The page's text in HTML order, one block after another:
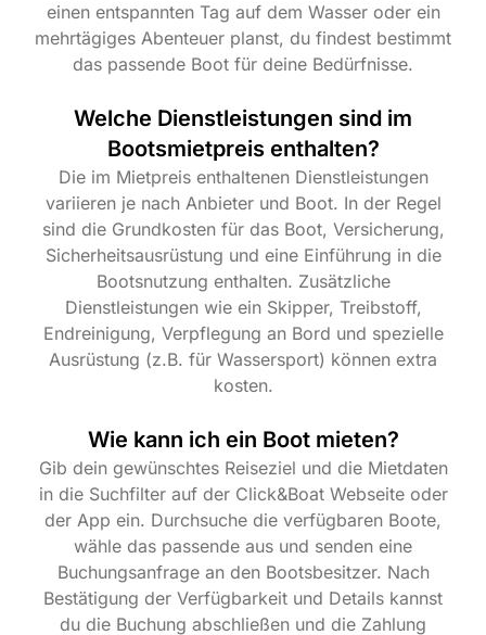
einen entspannten Tag auf dem Wasser oder ein
mehrtägiges Abenteuer planst, du findest bestimmt
das passende Boot für deine Bedürfnisse.
Welche Dienstleistungen sind im
Bootsmietpreis enthalten?
Die im Mietpreis enthaltenen Dienstleistungen
variieren je nach Anbieter und Boot. In der Regel
sind die Grundkosten für das Boot, Versicherung,
Sicherheitsausrüstung und eine Einführung in die
Bootsnutzung enthalten. Zusätzliche
Dienstleistungen wie ein Skipper, Treibstoff,
Endreinigung, Verpflegung an Bord und spezielle
Ausrüstung (z.B. für Wassersport) können extra
kosten.
Wie kann ich ein Boot mieten?
Gib dein gewünschtes Reiseziel und die Mietdaten
in die Suchfilter auf der Click&Boat Webseite oder
der App ein. Durchsuche die verfügbaren Boote,
wähle das passende aus und senden eine
Buchungsanfrage an den Bootsbesitzer. Nach
Bestätigung der Verfügbarkeit und Details kannst
du die Buchung abschließen und die Zahlung